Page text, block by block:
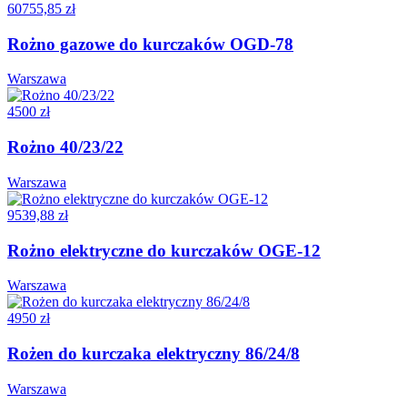
60755,85 zł
Rożno gazowe do kurczaków OGD-78
Warszawa
4500 zł
Rożno 40/23/22
Warszawa
9539,88 zł
Rożno elektryczne do kurczaków OGE-12
Warszawa
4950 zł
Rożen do kurczaka elektryczny 86/24/8
Warszawa